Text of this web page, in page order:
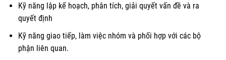
Kỹ năng lập kế hoạch, phân tích, giải quyết vấn đề và ra
quyết định
Kỹ năng giao tiếp, làm việc nhóm và phối hợp với các bộ
phận liên quan.